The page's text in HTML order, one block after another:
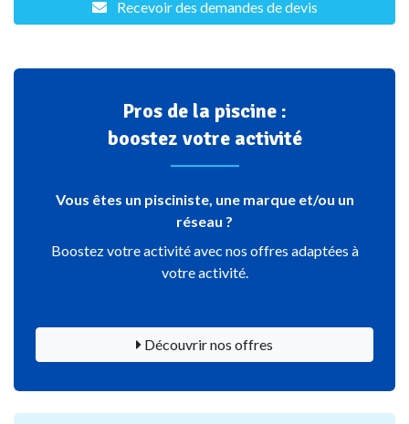
Recevoir des demandes de devis
Pros de la piscine :
boostez votre activité
Vous êtes un pisciniste, une marque et/ou un
réseau ?
Boostez votre activité avec nos offres adaptées à
votre activité.
Découvrir nos offres